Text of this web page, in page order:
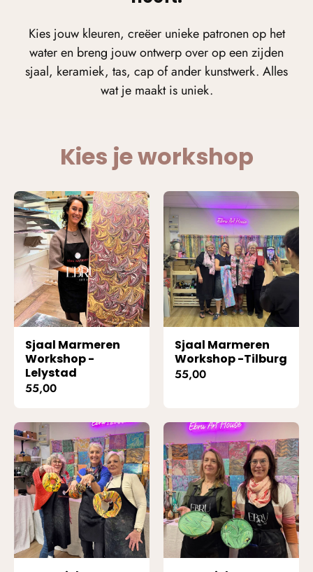
Kies jouw kleuren, creëer unieke patronen op het
water en breng jouw ontwerp over op een zijden
sjaal, keramiek, tas, cap of ander kunstwerk. Alles
wat je maakt is uniek.
Kies je workshop
Sjaal Marmeren
Workshop -
Lelystad
55,00
Sjaal Marmeren
Workshop -Tilburg
55,00